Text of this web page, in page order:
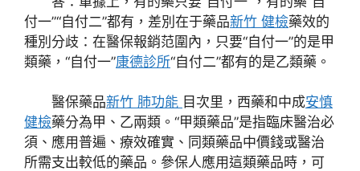
付一”“自付二”都有，差別在于藥品新竹 健檢藥效的
種別分歧：在醫保報銷范圍內，只要“自付一”的是甲
類藥，“自付一”康德診所“自付二”都有的是乙類藥。
醫保藥品新竹 肺功能 目次里，西藥和中成安慎
健檢藥分為甲、乙兩類。“甲類藥品”是指臨床醫治必
須、應用普遍、療效確實、同類藥品中價錢或醫治
所需支出較低的藥品。參保人應用這類藥品時，可